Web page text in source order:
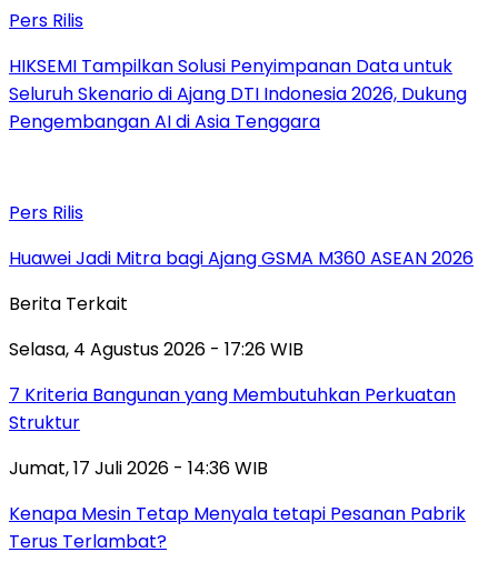
Pers Rilis
HIKSEMI Tampilkan Solusi Penyimpanan Data untuk
Seluruh Skenario di Ajang DTI Indonesia 2026, Dukung
Pengembangan AI di Asia Tenggara
Pers Rilis
Huawei Jadi Mitra bagi Ajang GSMA M360 ASEAN 2026
Berita Terkait
Selasa, 4 Agustus 2026 - 17:26 WIB
7 Kriteria Bangunan yang Membutuhkan Perkuatan
Struktur
Jumat, 17 Juli 2026 - 14:36 WIB
Kenapa Mesin Tetap Menyala tetapi Pesanan Pabrik
Terus Terlambat?